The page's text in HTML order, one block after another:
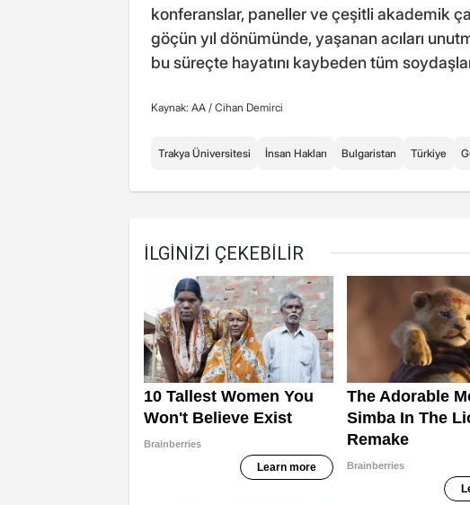
konferanslar, paneller ve çeşitli akademik
göçün yıl dönümünde, yaşanan acıları
bu süreçte hayatını kaybeden tüm
Kaynak: AA / Cihan Demirci
Trakya Üniversitesi İnsan Hakları Bulgaristan Türkiye